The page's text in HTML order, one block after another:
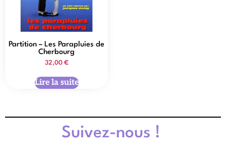
Partition – Les Parapluies de
Cherbourg
32,00 €
Lire la suite
Suivez-nous !